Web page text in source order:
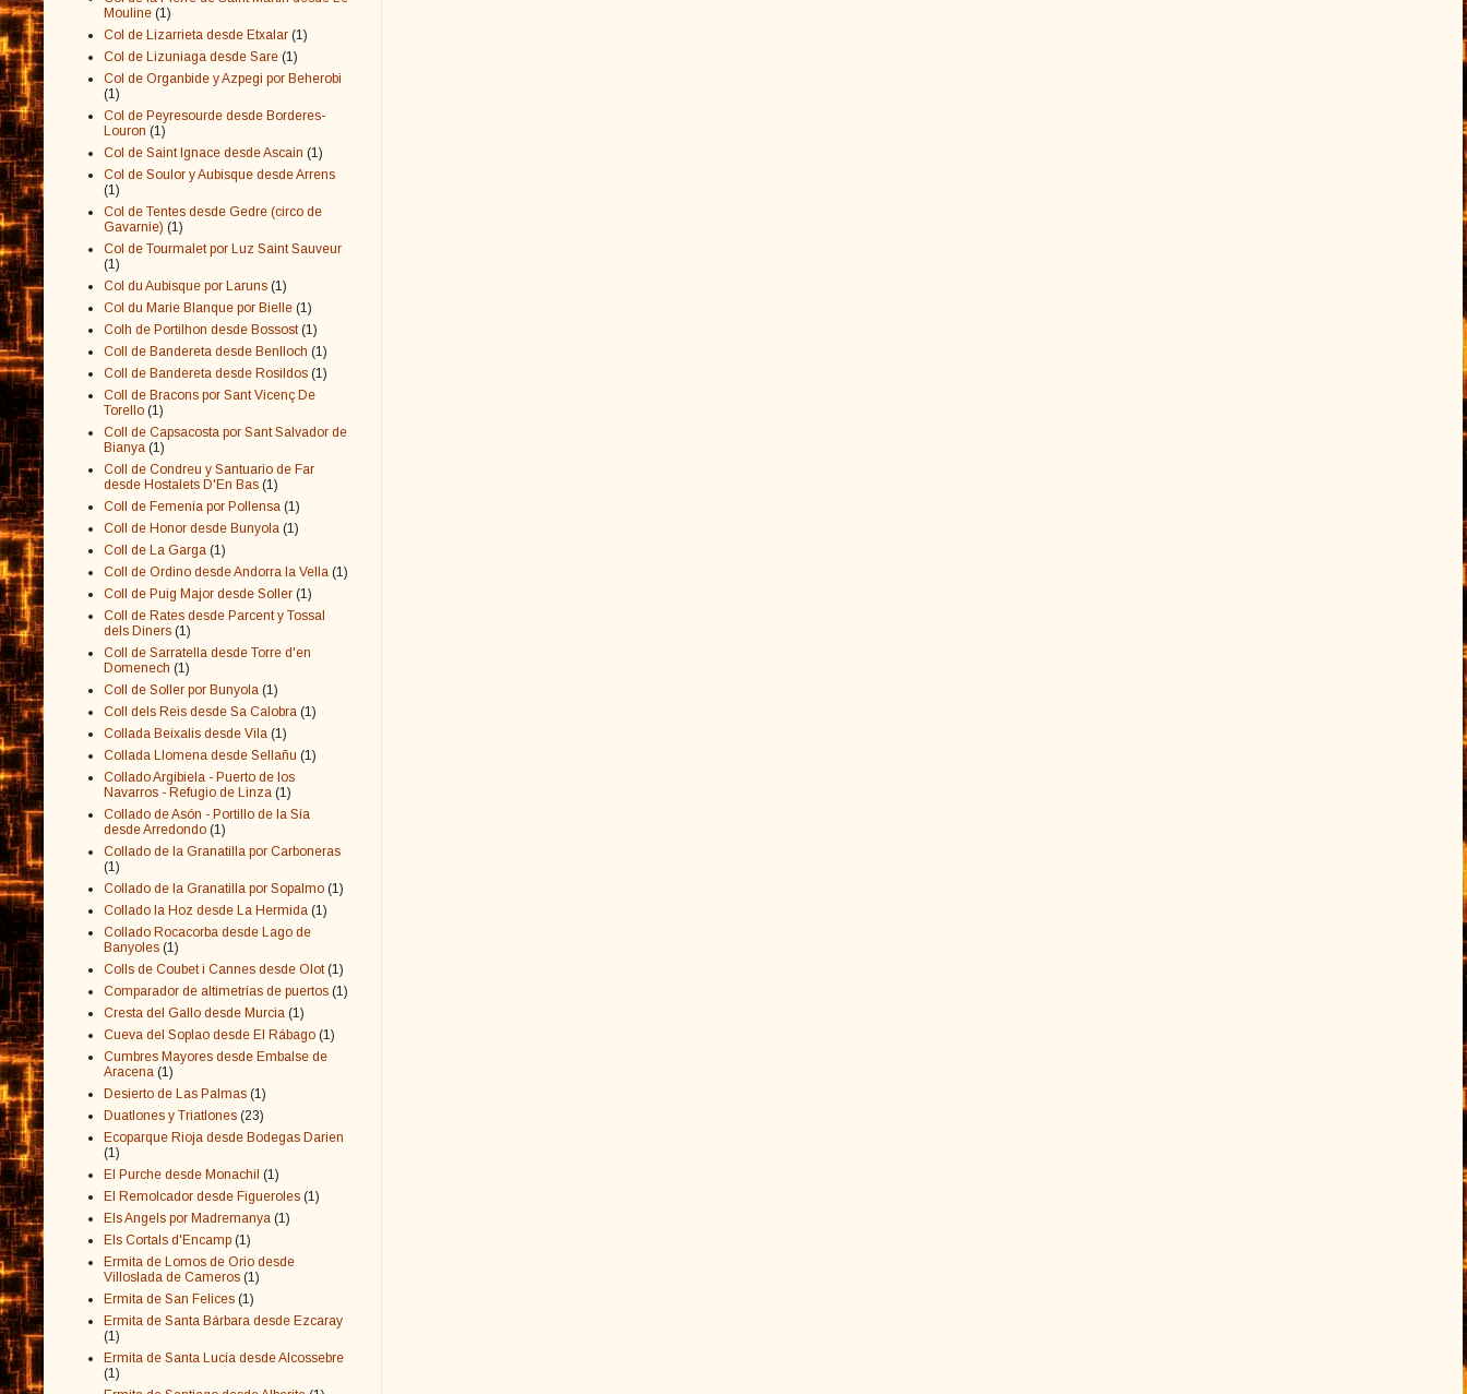
Mouline (1)
Col de Lizarrieta desde Etxalar (1)
Col de Lizuniaga desde Sare (1)
Col de Organbide y Azpegi por Beherobi
(1)
Col de Peyresourde desde Borderes-
Louron (1)
Col de Saint Ignace desde Ascain (1)
Col de Soulor y Aubisque desde Arrens
(1)
Col de Tentes desde Gedre (circo de
Gavarnie) (1)
Col de Tourmalet por Luz Saint Sauveur
(1)
Col du Aubisque por Laruns (1)
Col du Marie Blanque por Bielle (1)
Colh de Portilhon desde Bossost (1)
Coll de Bandereta desde Benlloch (1)
Coll de Bandereta desde Rosildos (1)
Coll de Bracons por Sant Vicenç De
Torello (1)
Coll de Capsacosta por Sant Salvador de
Bianya (1)
Coll de Condreu y Santuario de Far
desde Hostalets D'En Bas (1)
Coll de Femenía por Pollensa (1)
Coll de Honor desde Bunyola (1)
Coll de La Garga (1)
Coll de Ordino desde Andorra la Vella (1)
Coll de Puig Major desde Soller (1)
Coll de Rates desde Parcent y Tossal
dels Diners (1)
Coll de Sarratella desde Torre d'en
Domenech (1)
Coll de Soller por Bunyola (1)
Coll dels Reis desde Sa Calobra (1)
Collada Beixalis desde Vila (1)
Collada Llomena desde Sellañu (1)
Collado Argibiela - Puerto de los
Navarros - Refugio de Linza (1)
Collado de Asón - Portillo de la Sía
desde Arredondo (1)
Collado de la Granatilla por Carboneras
(1)
Collado de la Granatilla por Sopalmo (1)
Collado la Hoz desde La Hermida (1)
Collado Rocacorba desde Lago de
Banyoles (1)
Colls de Coubet i Cannes desde Olot (1)
Comparador de altimetrías de puertos (1)
Cresta del Gallo desde Murcia (1)
Cueva del Soplao desde El Rábago (1)
Cumbres Mayores desde Embalse de
Aracena (1)
Desierto de Las Palmas (1)
Duatlones y Triatlones (23)
Ecoparque Rioja desde Bodegas Darien
(1)
El Purche desde Monachil (1)
El Remolcador desde Figueroles (1)
Els Angels por Madremanya (1)
Els Cortals d'Encamp (1)
Ermita de Lomos de Orio desde
Villoslada de Cameros (1)
Ermita de San Felices (1)
Ermita de Santa Bárbara desde Ezcaray
(1)
Ermita de Santa Lucía desde Alcossebre
(1)